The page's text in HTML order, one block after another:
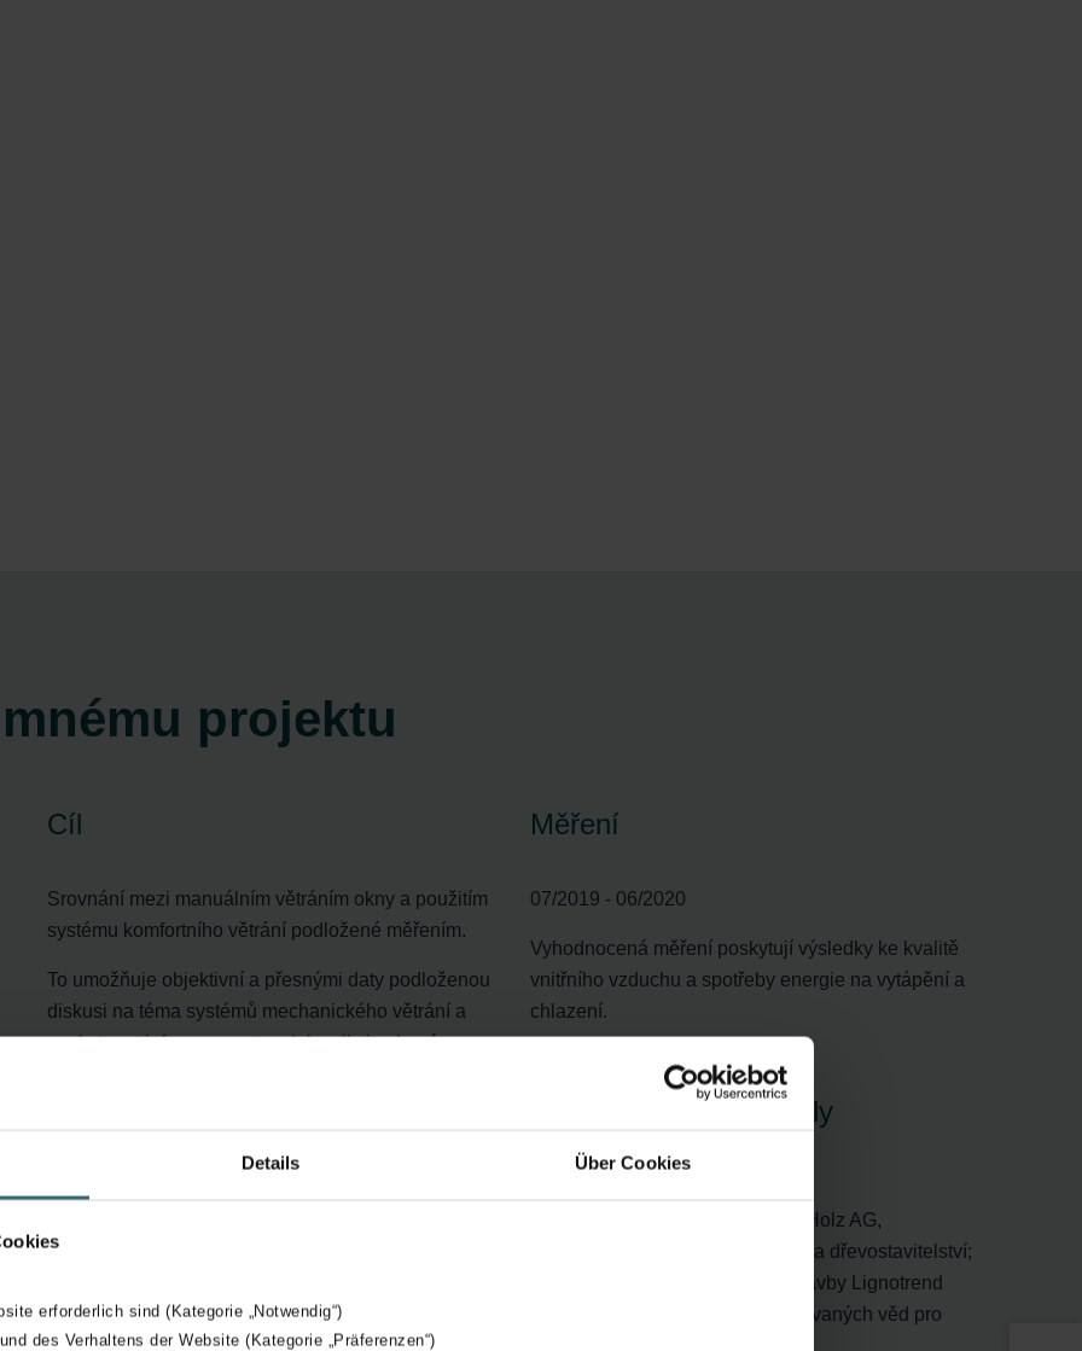
Details Über Cookies
erforderlich sind (Kategorie „Notwendig“)
des Verhaltens der Website (Kategorie „Präferenzen“)
projektu
Cíl
Srovnání mezi manuálním větráním okny a použitím
systému komfortního větrání podložené měřením.
To umožňuje objektivní a přesnými daty podloženou
diskusi na téma systémů mechanického větrání a
poskytnout informace o tom, jak zajistit zdravé
nebo pravidelným otevíráním dveří a oken.
Měření
07/2019 - 06/2020
Vyhodnocená měření poskytují výsledky ke kvalitě
vnitřního vzduchu a spotřeby energie na vytápění a
chlazení.
Na výzkumu se podílely
společnosti
Zehnder Group Schweiz AG; az Holz AG,
poskytovatel služeb projektování a dřevostavitelství;
švýcarský specialista na dřevostavby Lignotrend
GmbH; Bernská univerzita aplikovaných věd pro